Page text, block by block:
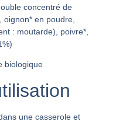
concentré de
en poudre,
: moutarde), poivre*,
biologique
une casserole et